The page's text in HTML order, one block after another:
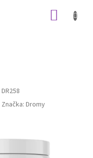
DR258
Značka: Dromy